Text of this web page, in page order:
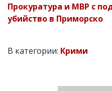
Прокуратура и МВР с
убийство в Приморско
В категории: Крими